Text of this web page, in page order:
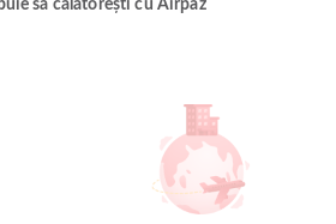
să călătorești cu Airpaz